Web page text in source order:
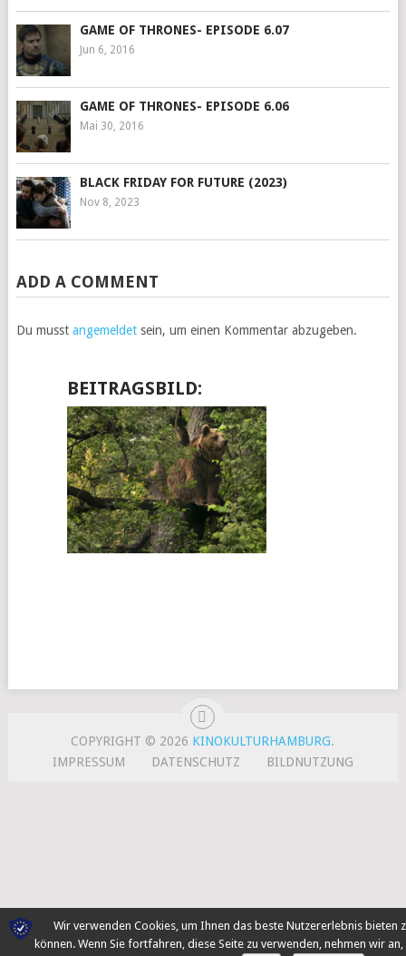
GAME OF THRONES- EPISODE 6.07
Jun 6, 2016
GAME OF THRONES- EPISODE 6.06
Mai 30, 2016
BLACK FRIDAY FOR FUTURE (2023)
Nov 8, 2023
ADD A COMMENT
Du musst angemeldetsein, um einen Kommentar abzugeben.
BEITRAGSBILD:
COPYRIGHT © 2026 KINOKULTURHAMBURG.
IMPRESSUM
DATENSCHUTZ BILDNUTZUNG
Wir verwenden Cookies, um Ihnen das beste Nutzererlebnis bieten
können. Wenn Sie fortfahren, diese Seite zu verwenden, nehmen wir an,